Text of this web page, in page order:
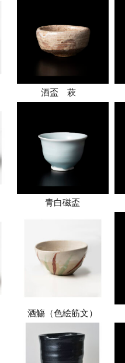
酒盃 萩
青白磁盃
酒觴（色絵筋文）